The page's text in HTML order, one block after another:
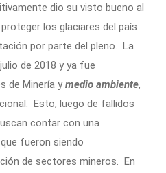
dio su visto bueno al
los glaciares del país
por parte del pleno. La
de 2018 y ya fue
de Minería y medio ambiente,
Esto, luego de fallidos
contar con una
fueron siendo
de sectores mineros. En